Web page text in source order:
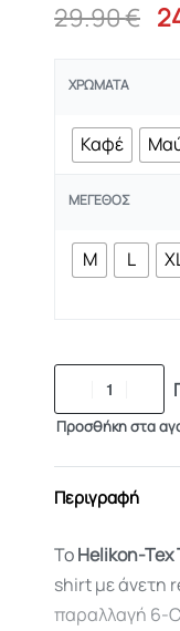
29.90€
ΧΡΏΜΑΤΑ
Καφέ
ΜΈΓΕΘΟΣ
M L
Προσθήκη στα
Περιγραφή
ΤοHelikon-
shirt με άνετη
παραλλαγή 6-